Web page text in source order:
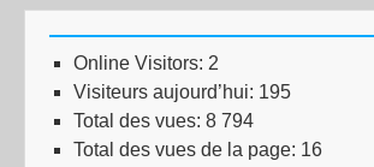
Online Visitors: 2
Visiteurs aujourd’hui: 195
Total des vues: 8 794
Total des vues de la page: 16